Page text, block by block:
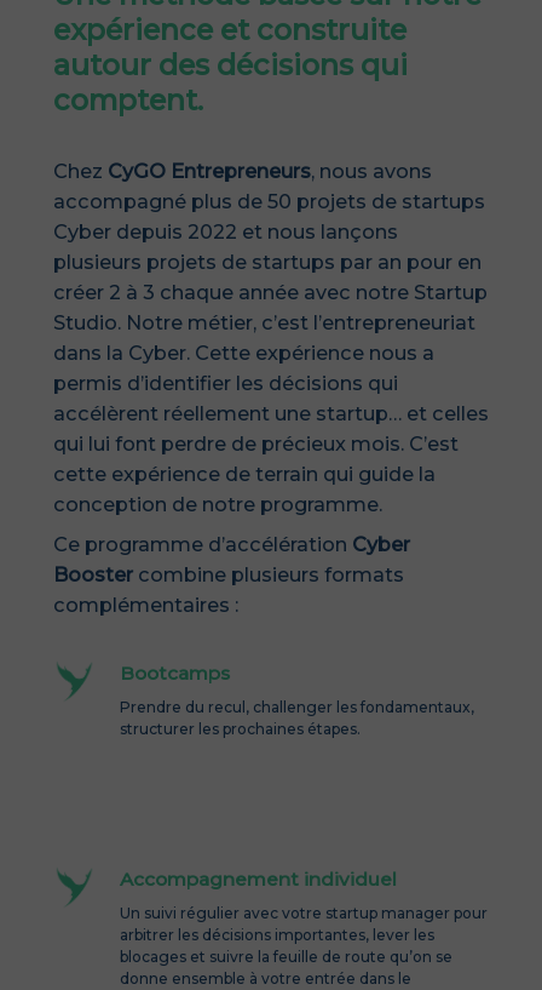
expérience et construite
autour des décisions qui
comptent.
Chez CyGO Entrepreneurs, nous avons
accompagné plus de 50 projets de startups
Cyber depuis 2022 et nous lançons
plusieurs projets de startups par an pour en
créer 2 à 3 chaque année avec notre Startup
Studio. Notre métier, c’est l’entrepreneuriat
dans la Cyber. Cette expérience nous a
permis d’identifier les décisions qui
accélèrent réellement une startup… et celles
qui lui font perdre de précieux mois. C’est
cette expérience de terrain qui guide la
conception de notre programme.
Ce programme d’accélération Cyber
Boostercombine plusieurs formats
complémentaires :
Bootcamps
Prendre du recul, challenger les fondamentaux,
structurer les prochaines étapes.
Accompagnement individuel
Un suivi régulier avec votre startup manager pour
arbitrer les décisions importantes, lever les
blocages et suivre la feuille de route qu’on se
donne ensemble à votre entrée dans le